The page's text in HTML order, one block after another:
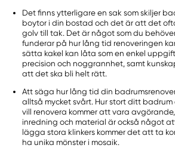
Det finns ytterligare en sak som skiljer
boytor i din bostad och det är att det
golv till tak. Det är något som du
funderar på hur lång tid renoveringen
sätta kakel kan låta som en enkel
precision och noggrannhet, samt
att det ska bli helt rätt.
Att säga hur lång tid din
alltså mycket svårt. Hur stort ditt badrum
vill renovera kommer att vara
inredning och material är också något
lägga stora klinkers kommer det att ta
ha unika mönster i mosaik.